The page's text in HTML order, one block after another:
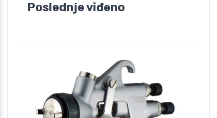
Poslednje viđeno